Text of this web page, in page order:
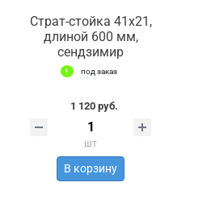
Страт-стойка 41х21,
длиной 600 мм,
сендзимир
под заказ
1 120 руб.
шт
В корзину